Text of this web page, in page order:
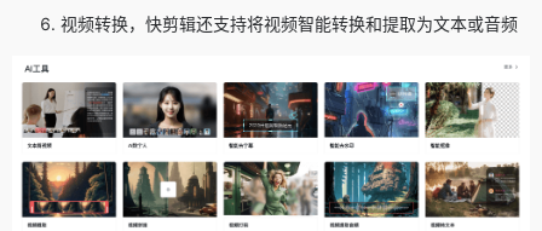
视频转换，快剪辑还支持将视频智能转换和提取为文本或音频